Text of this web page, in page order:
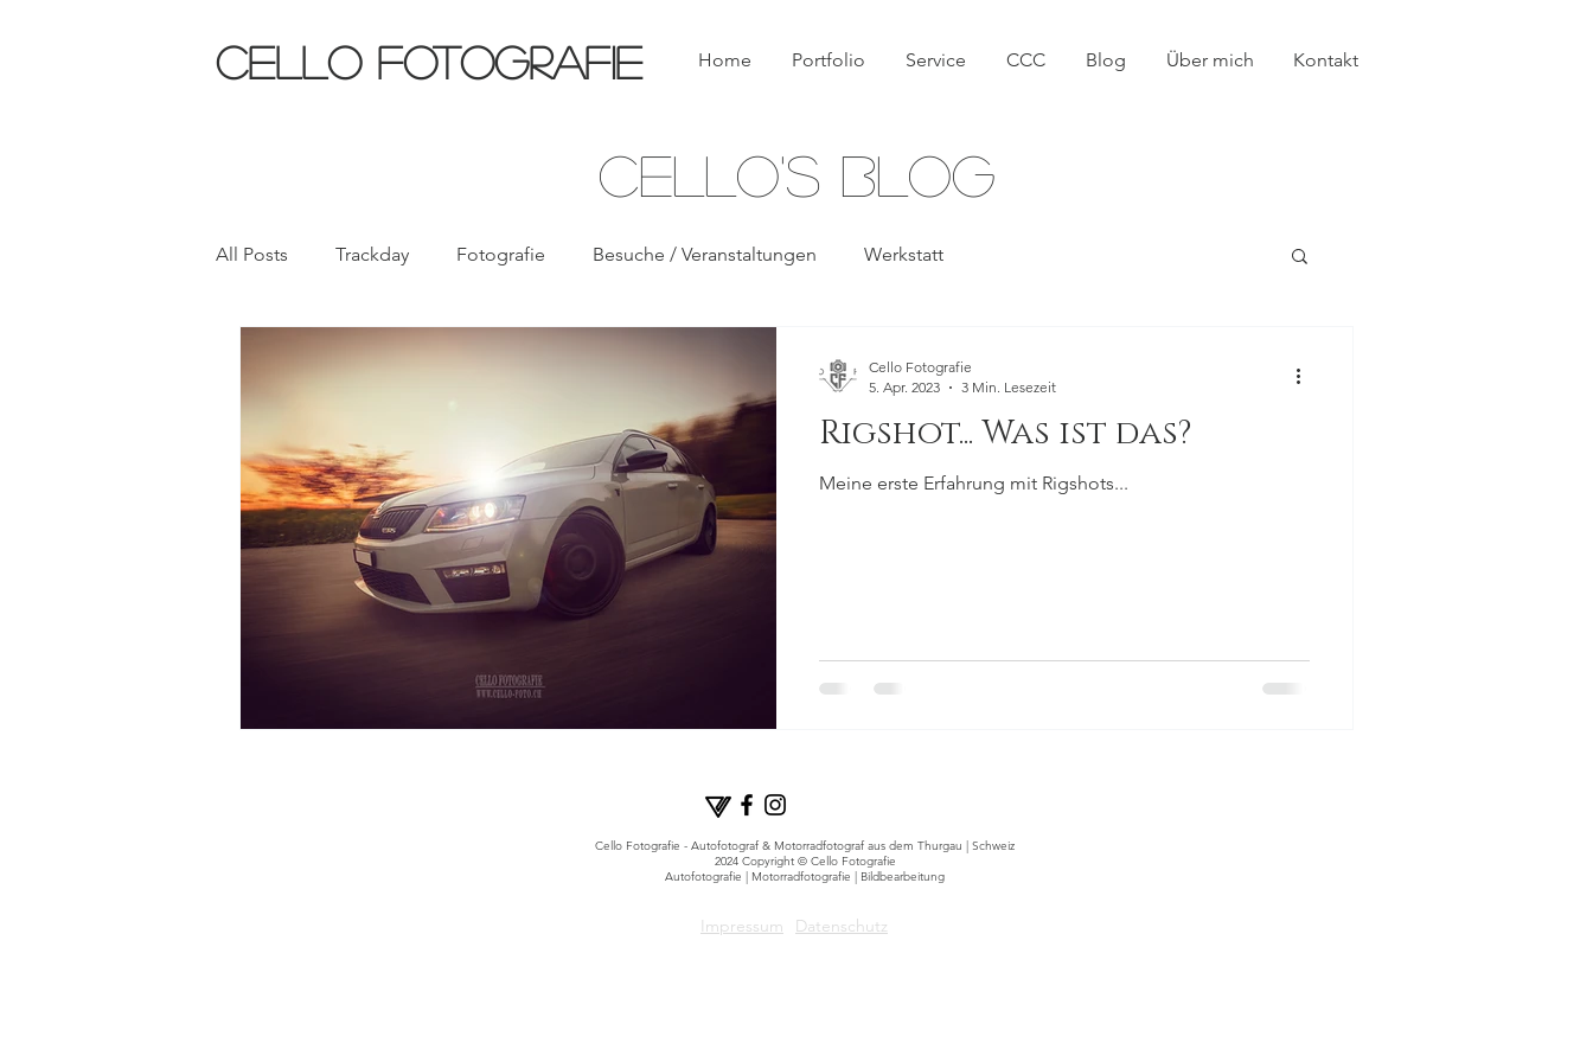
CELLO FOTOGRAFIE Home Portfolio Service CCC Blog Über mich Kontakt
All Posts Trackday Fotografie Besuche / Veranstaltungen Werkstatt
Rigshot... Was ist das?
Meine erste Erfahrung mit Rigshots...
Cello Fotografie
5. Apr. 2023
3 Min. Lesezeit
Cello's Blog
Cello Fotografie - Autofotograf & Motorradfotograf aus dem Thurgau | Schweiz
2024 Copyright © Cello Fotografie
Autofotografie | Motorradfotografie | Bildbearbeitung
Impressum Datenschutz